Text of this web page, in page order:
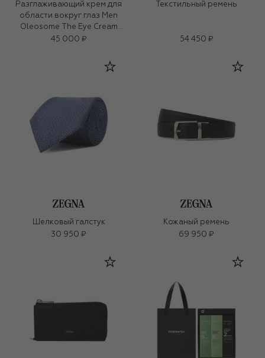
Разглаживающий крем для
области вокруг глаз Men
Oleosome The Eye Cream
(15ml)
45 000 ₽
Текстильный ремень
54 450 ₽
Шелковый галстук
30 950 ₽
Кожаный ремень
69 950 ₽